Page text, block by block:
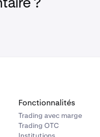
?
Fonctionnalités
Trading avec marge
Trading OTC